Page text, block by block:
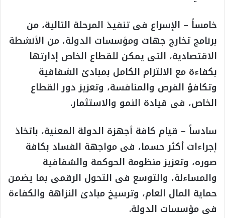
خامساً – الإسراع فى تنفيذ المرحلة التالية، من
برنامج تخارج جهات ومؤسسات الدولة، من الأنشطة
الاقتصادية، التى يمكن للقطاع الخاص إدارتها
بكفاءة مع الالتزام الكامل بمبادئ الشفافية
وتكافؤ الفرص والمنافسة، وتعزيز دور القطاع
الخاص، فى قيادة النمو والاستثمار.
سادساً – قيام كافة أجهزة الدولة المعنية، باتخاذ
إجراءات أكثر حسما، فى مواجهة الفساد بكافة
صوره، وتعزيز منظومة الحوكمة والشفافية
والمساءلة، والتوسع فى التحول الرقمى بما يضمن
حماية المال العام، وترسيخ مبادئ النزاهة والكفاءة
فى مؤسسات الدولة.